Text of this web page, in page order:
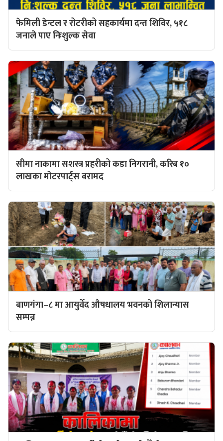
फेमिली डेन्टल र रोटरीको सहकार्यमा दन्त शिविर, ५१८
जनाले पाए निःशुल्क सेवा
सीमा नाकामा सशस्त्र प्रहरीको कडा निगरानी, करिब १०
लाखका मोटरपार्ट्स बरामद
बाणगंगा–८ मा आयुर्वेद औषधालय भवनको शिलान्यास
सम्पन्न